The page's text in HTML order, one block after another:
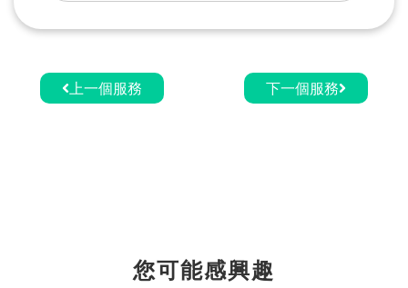
上一個服務 下一個服務
您可能感興趣